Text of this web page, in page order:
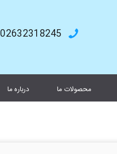
02632318245 | 09124787199
محصولات ما درباره ما